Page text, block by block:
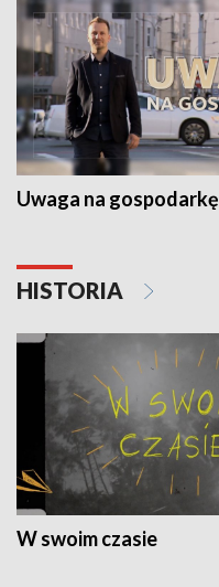
Uwaga na gospodarkę
HISTORIA
W swoim czasie